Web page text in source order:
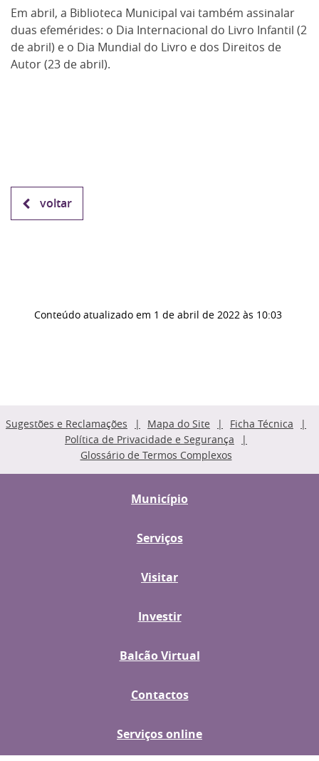
Em abril, a Biblioteca Municipal vai também assinalar
duas efemérides: o Dia Internacional do Livro Infantil (2
de abril) e o Dia Mundial do Livro e dos Direitos de
Autor (23 de abril).
voltar
Conteúdo atualizado em 1 de abril de 2022 às 10:03
Sugestões e Reclamações Mapa do Site
Ficha Técnica
Política de Privacidade e Segurança
Glossário de Termos Complexos
Município
Serviços
Visitar
Investir
Balcão Virtual
Contactos
Serviços online